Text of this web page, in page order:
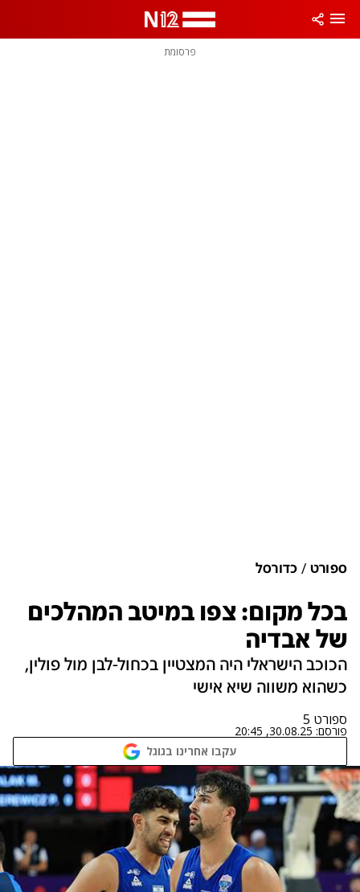
פרסומת
ספורט כדורסל
בכל מקום: צפו במיטב המהלכים
של אבדיה
הכוכב הישראלי היה המצטיין בכחול-לבן מול פולין,
כשהוא משווה שיא אישי
ספורט 5
פורסם: 30.08.25, 20:45
עקבו אחרינו בגוגל